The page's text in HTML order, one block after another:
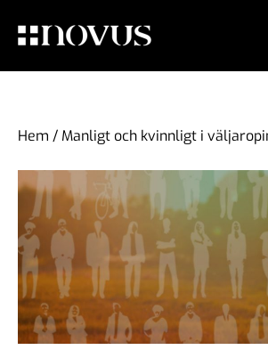
Hem / Manligt och kvinnligt i